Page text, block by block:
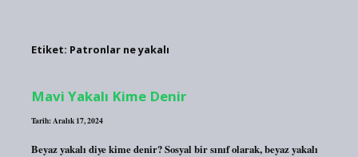
Etiket: Patronlar ne yakalı
Mavi Yakalı Kime Denir
Tarih: Aralık 17, 2024
Beyaz yakalı diye kime denir? Sosyal bir sınıf olarak, beyaz yakalı